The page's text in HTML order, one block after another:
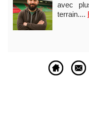
avec
terrain....